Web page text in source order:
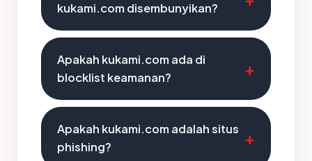
kukami.com disembunyikan?
Apakah kukami.com ada di
blocklist keamanan?
Apakah kukami.com adalah situs
phishing?